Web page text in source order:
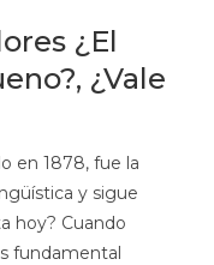
¿El
¿Vale
en 1878, fue la
y sigue
hoy? Cuando
fundamental